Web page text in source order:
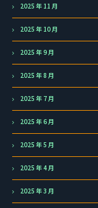
2025 年 11 月
2025 年 10 月
2025 年 9 月
2025 年 8 月
2025 年 7 月
2025 年 6 月
2025 年 5 月
2025 年 4 月
2025 年 3 月